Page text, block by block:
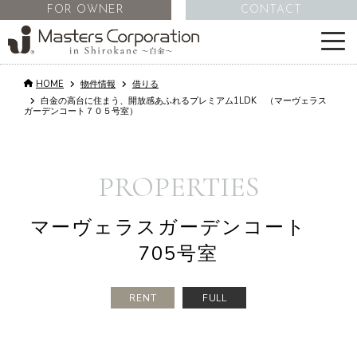
サービス
不動産管理
会社情報
FOR OWNER CONTACT
HOME 物件情報
借りる
白金の高台に住まう、開放感あふれるプレミアム1LDK （マーヴェラス
ガーデンコート７０５号室）
PROPERTIES
マーヴェラスガーデンコート
705号室
RENT FULL